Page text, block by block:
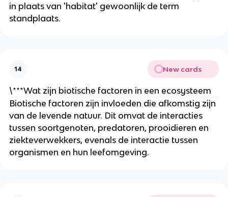
in plaats van 'habitat' gewoonlijk de term
standplaats.
14 New cards
\***Wat zijn biotische factoren in een ecosysteem
Biotische factoren zijn invloeden die afkomstig zijn
van de levende natuur. Dit omvat de interacties
tussen soortgenoten, predatoren, prooidieren en
ziekteverwekkers, evenals de interactie tussen
organismen en hun leefomgeving.